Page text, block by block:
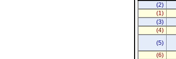
(2)
(1)
(3)
(4)
(5)
(6)